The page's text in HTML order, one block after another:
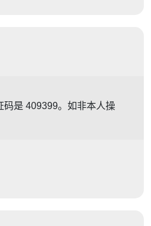
码是 409399。如非本人操